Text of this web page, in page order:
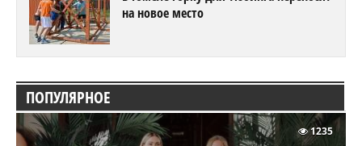
на новое место
ПОПУЛЯРНОЕ
1235